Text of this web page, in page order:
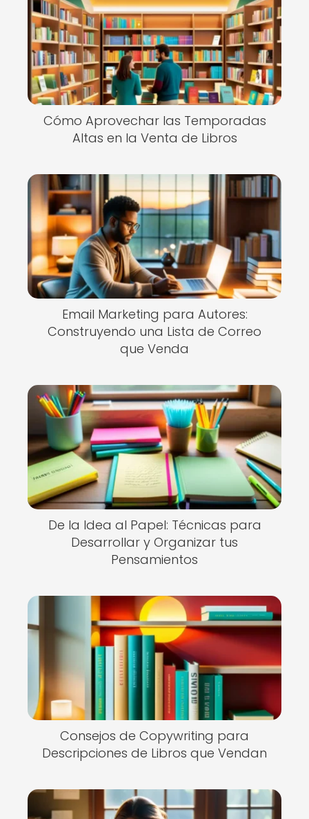
Cómo Aprovechar las Temporadas
Altas en la Venta de Libros
Email Marketing para Autores:
Construyendo una Lista de Correo
que Venda
De la Idea al Papel: Técnicas para
Desarrollar y Organizar tus
Pensamientos
Consejos de Copywriting para
Descripciones de Libros que Vendan